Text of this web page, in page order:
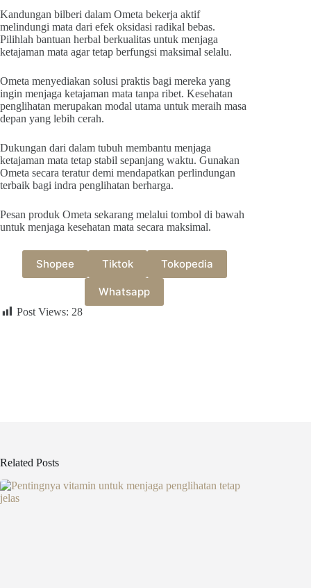
Kandungan bilberi dalam Ometa bekerja aktif
melindungi mata dari efek oksidasi radikal bebas.
Pilihlah bantuan herbal berkualitas untuk menjaga
ketajaman mata agar tetap berfungsi maksimal selalu.
Ometa menyediakan solusi praktis bagi mereka yang
ingin menjaga ketajaman mata tanpa ribet. Kesehatan
penglihatan merupakan modal utama untuk meraih masa
depan yang lebih cerah.
Dukungan dari dalam tubuh membantu menjaga
ketajaman mata tetap stabil sepanjang waktu. Gunakan
Ometa secara teratur demi mendapatkan perlindungan
terbaik bagi indra penglihatan berharga.
Pesan produk Ometa sekarang melalui tombol di bawah
untuk menjaga kesehatan mata secara maksimal.
Shopee Tiktok Tokopedia
Whatsapp
Post Views: 28
Related Posts